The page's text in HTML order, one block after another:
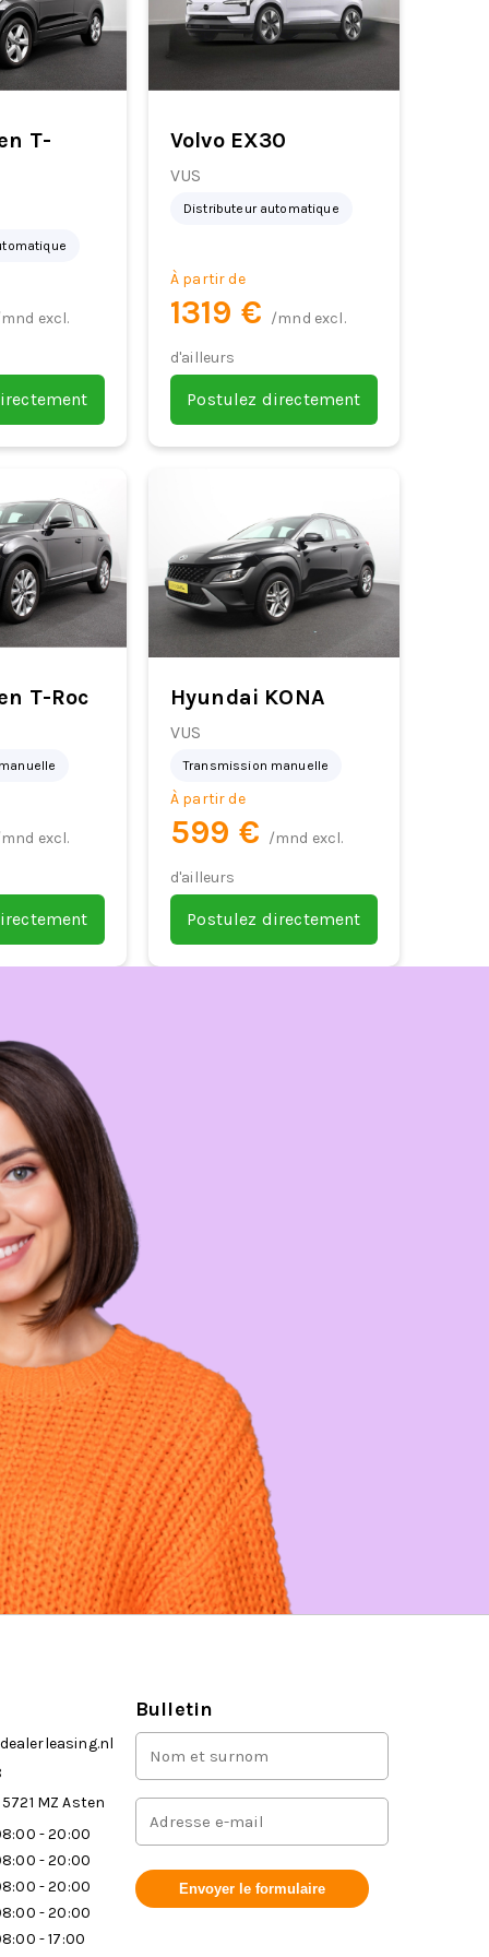
T-
excl.
Volvo EX30
VUS
Distributeur automatique
À partir de
1319 € /mnd excl.
d'ailleurs
Postulez directement
T-Roc
excl.
Hyundai KONA
VUS
Transmission manuelle
À partir de
599 € /mnd excl.
d'ailleurs
Postulez directement
MZ Asten
- 20:00
- 20:00
- 20:00
- 20:00
- 17:00
Bulletin
Nom
et
(Requis)
Adresse
mail